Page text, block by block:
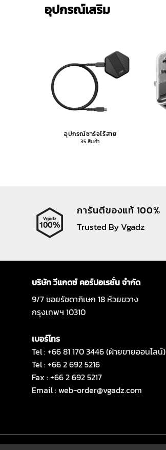
อุปกรณ์เสริม
อุปกรณ์ชาร์จไร้สาย
35 สินค้า
การันตีของแท้ 100%
Trusted By Vgadz
บริษัท วีแกดซ์ คอร์ปอเรชั่น จำกัด
9/7 ซอยรัชดาภิเษก 18 ห้วยขวาง
กรุงเทพฯ 10310
เบอร์โทร
Tel : +66 81 170 3446 (ฝ่ายขายออนไลน์)
Tel : +66 2 692 5216
Fax : +66 2 692 5217
Email :web-order@vgadz.com